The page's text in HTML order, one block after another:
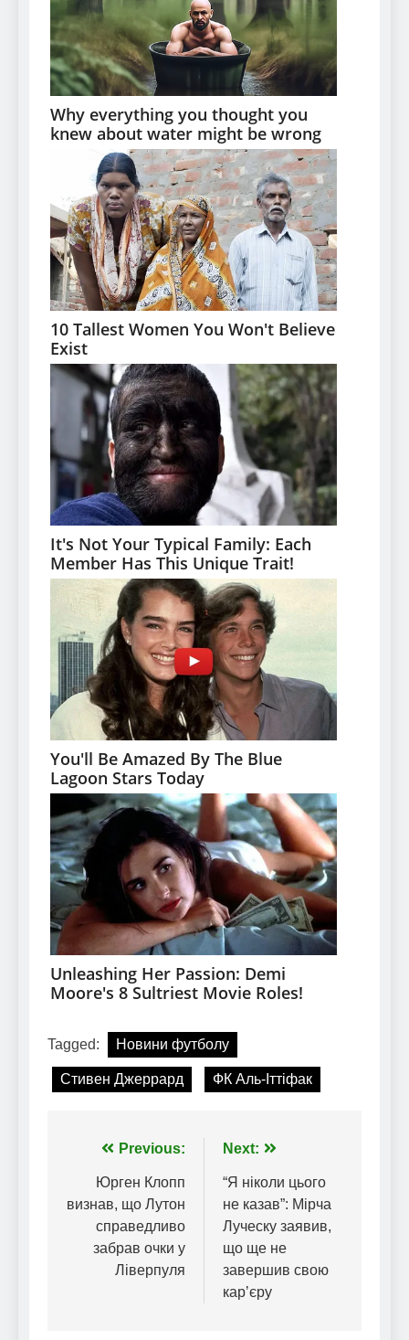
Tagged: Новини футболу
Стивен Джеррард ФК Аль-Іттіфак
Навігація
записів
Previous:
Юрген Клопп
визнав, що Лутон
справедливо
забрав очки у
Ліверпуля
Next:
“Я ніколи цього
не казав”: Мірча
Луческу заявив,
що ще не
завершив свою
карʼєру